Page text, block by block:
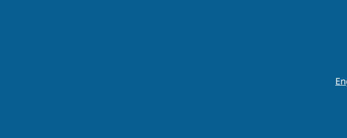
van een afwijzend besluit van het College
behandeling van het bezwaar of beroep
Als u in die periode wel ingeschreven wilt